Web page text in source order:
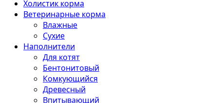
Холистик корма
Ветеринарные корма
Влажные
Сухие
Наполнители
Для котят
Бентонитовый
Комкующийся
Древесный
Впитывающий